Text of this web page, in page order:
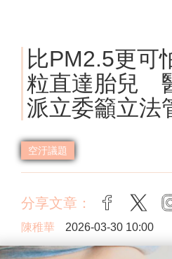
比PM2.5更可
粒直達胎兒
派立委籲立法
空汙議題
分享文章： facebook
陳稚華 2026-03-30 10:00